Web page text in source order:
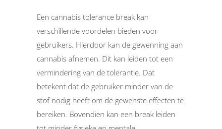
Een cannabis tolerance break kan
verschillende voordelen bieden voor
gebruikers. Hierdoor kan de gewenning aan
cannabis afnemen. Dit kan leiden tot een
vermindering van de tolerantie. Dat
betekent dat de gebruiker minder van de
stof nodig heeft om de gewenste effecten te
bereiken. Bovendien kan een break leiden